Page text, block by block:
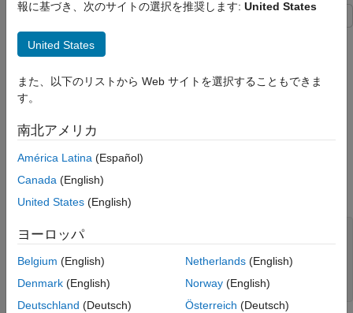
Circuit Design and Analysis
ON THIS PAGE
Building Elements of RF Budget Cascade
Plot RF Budget Results Versus Input
Frequency
This example shows how to sweep through frequency-
dependent properties of the elements in an RF Budget Analysis.
Use thenportand amplifierobjects to specify the 2-port RF
elements in the design and build an RF budget element by
rfbudget .
Building Elements of RF Budget Cascade
f1 = nport(
a1 = amplifier(Name="RFAmplifier", ...
    Gain=11.53,
    OIP3=35);
報に基づき、次のサイトの選択を推奨します: United States
United States
また、以下のリストから Web サイトを選択することもできま
す。
南北アメリカ
América Latina (Español)
Canada (English)
United States (English)
ヨーロッパ
Belgium (English)
Denmark (English)
Deutschland (Deutsch)
Netherlands(English)
Norway(English)
Österreich (Deutsch)